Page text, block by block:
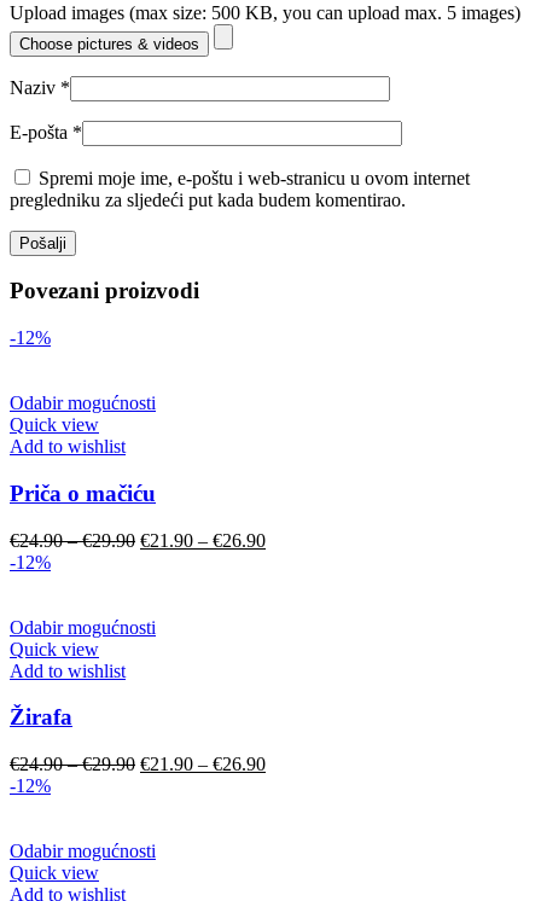
Upload images (max size: 500 KB, you can upload max. 5 images)
Choose pictures & videos
Naziv *
E-pošta *
Spremi moje ime, e-poštu i web-stranicu u ovom internet
pregledniku za sljedeći put kada budem komentirao.
Povezani proizvodi
-12%
Odabir mogućnosti
Quick view
Add to wishlist
Priča o mačiću
€24.90–€29.90 €21.90 – €26.90
-12%
Odabir mogućnosti
Quick view
Add to wishlist
Žirafa
€24.90–€29.90 €21.90 – €26.90
-12%
Odabir mogućnosti
Quick view
Add to wishlist